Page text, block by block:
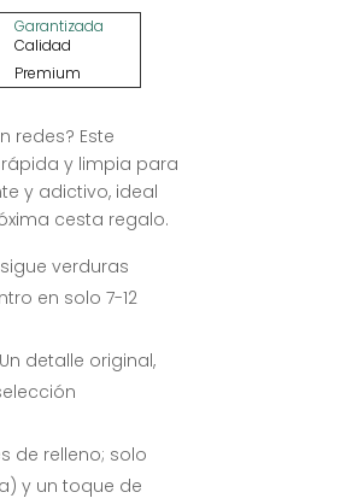
Garantizada
Calidad
Premium
redes? Este
rápida y limpia para
y adictivo, ideal
cesta regalo.
verduras
en solo 7-12
detalle original,
de relleno; solo
y un toque de